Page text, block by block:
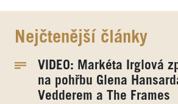
Nejčtenější články
VIDEO: Markéta Irglová
na pohřbu Glena
Vedderem a The Frames